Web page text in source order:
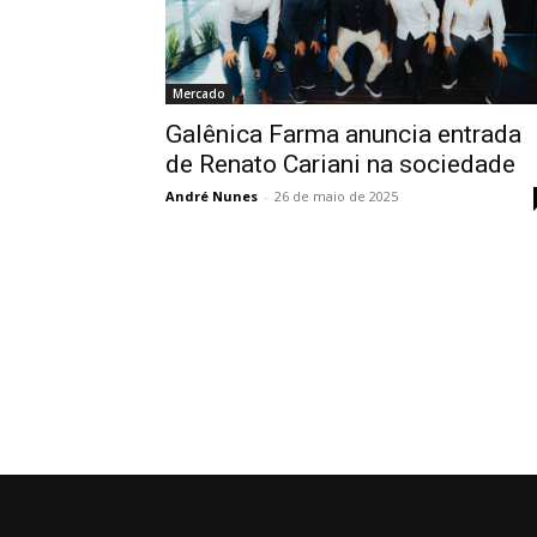
Mercado
Galênica Farma anuncia entrada
de Renato Cariani na sociedade
André Nunes - 26 de maio de 2025